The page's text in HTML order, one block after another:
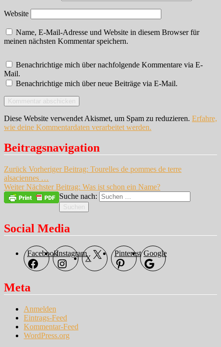
Website
Name, E-Mail-Adresse und Website in diesem Browser für
meinen nächsten Kommentar speichern.
Benachrichtige mich über nachfolgende Kommentare via E-
Mail.
Benachrichtige mich über neue Beiträge via E-Mail.
Diese Website verwendet Akismet, um Spam zu reduzieren. Erfahre,
wie deine Kommentardaten verarbeitet werden.
Beitragsnavigation
Zurück Vorheriger Beitrag: Tourelles de pommes de terre
alsaciennes …
Weiter Nächster Beitrag: Was ist schon ein Name?
Suche nach:
Suchen
Social Media
FacebookInstagram
X
Pinterest Google
Meta
Anmelden
Eintrags-Feed
Kommentar-Feed
WordPress.org